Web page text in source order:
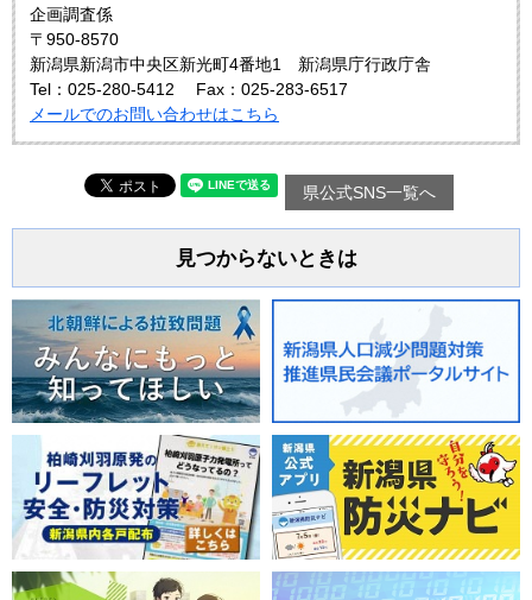
企画調査係
〒950-8570
新潟県新潟市中央区新光町4番地1 新潟県庁行政庁舎
Tel：025-280-5412
Fax：025-283-6517
メールでのお問い合わせはこちら
県公式SNS一覧へ
見つからないときは